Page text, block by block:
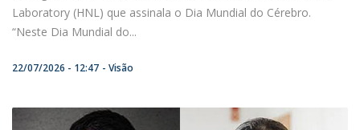
Laboratory (HNL) que assinala o Dia Mundial do Cérebro.
“Neste Dia Mundial do...
22/07/2026 - 12:47 Visão